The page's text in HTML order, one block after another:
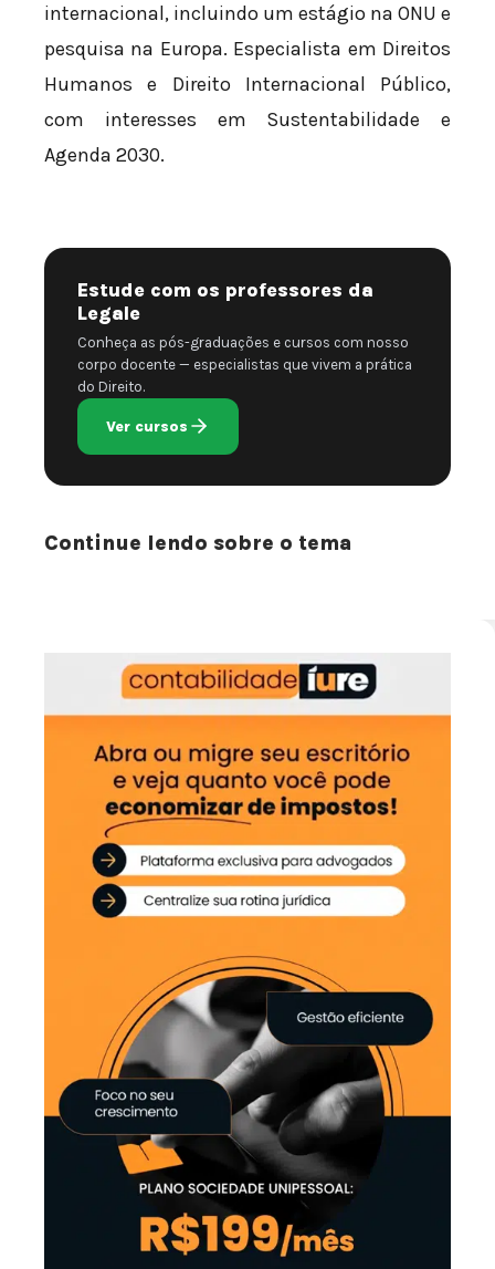
internacional, incluindo um estágio na ONU e
pesquisa na Europa. Especialista em Direitos
Humanos e Direito Internacional Público,
com interesses em Sustentabilidade e
Agenda 2030.
Estude com os professores da
Legale
Conheça as pós-graduações e cursos com nosso
corpo docente — especialistas que vivem a prática
do Direito.
Ver cursos
Continue lendo sobre o tema